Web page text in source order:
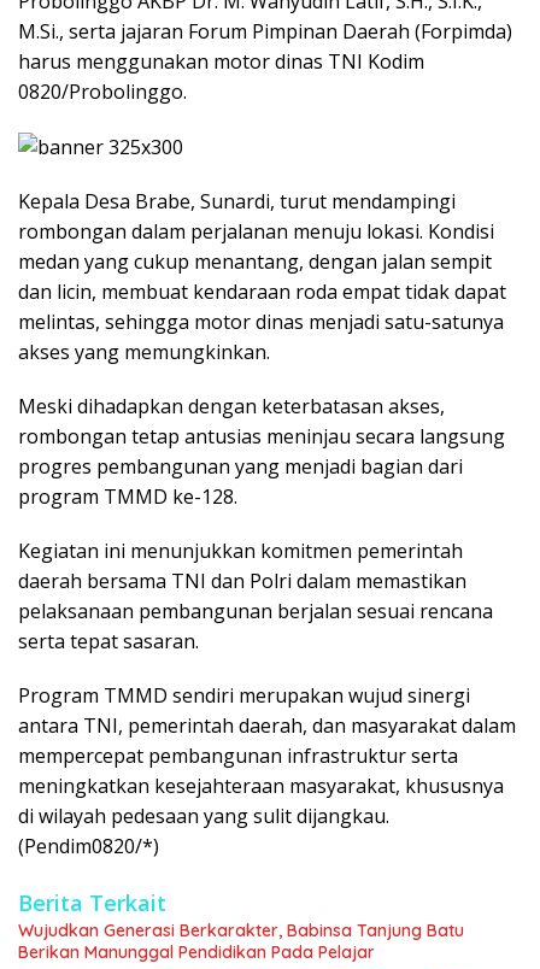
M.Si., serta jajaran Forum Pimpinan Daerah (Forpimda)
harus menggunakan motor dinas TNI Kodim
0820/Probolinggo.
Kepala Desa Brabe, Sunardi, turut mendampingi
rombongan dalam perjalanan menuju lokasi. Kondisi
medan yang cukup menantang, dengan jalan sempit
dan licin, membuat kendaraan roda empat tidak dapat
melintas, sehingga motor dinas menjadi satu-satunya
akses yang memungkinkan.
Meski dihadapkan dengan keterbatasan akses,
rombongan tetap antusias meninjau secara langsung
progres pembangunan yang menjadi bagian dari
program TMMD ke-128.
Kegiatan ini menunjukkan komitmen pemerintah
daerah bersama TNI dan Polri dalam memastikan
pelaksanaan pembangunan berjalan sesuai rencana
serta tepat sasaran.
Program TMMD sendiri merupakan wujud sinergi
antara TNI, pemerintah daerah, dan masyarakat dalam
mempercepat pembangunan infrastruktur serta
meningkatkan kesejahteraan masyarakat, khususnya
di wilayah pedesaan yang sulit dijangkau.
(Pendim0820/*)
Berita Terkait
Wujudkan Generasi Berkarakter, Babinsa Tanjung Batu
Berikan Manunggal Pendidikan Pada Pelajar